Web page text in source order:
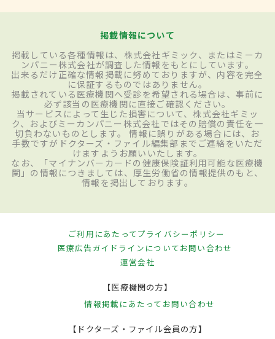
掲載情報について
掲載している各種情報は、株式会社ギミック、またはミーカ
ンパニー株式会社が調査した情報をもとにしています。
出来るだけ正確な情報掲載に努めておりますが、内容を完全
に保証するものではありません。
掲載されている医療機関へ受診を希望される場合は、事前に
必ず該当の医療機関に直接ご確認ください。
当サービスによって生じた損害について、株式会社ギミッ
ク、およびミーカンパニー株式会社ではその賠償の責任を一
切負わないものとします。 情報に誤りがある場合には、お
手数ですがドクターズ・ファイル編集部までご連絡をいただ
けますようお願いいたします。
なお、「マイナンバーカードの健康保険証利用可能な医療機
関」の情報につきましては、厚生労働省の情報提供のもと、
情報を掲出しております。
ご利用にあたってプライバシーポリシー
医療広告ガイドラインについてお問い合わせ
運営会社
【医療機関の方】
情報掲載にあたって お問い合わせ
【ドクターズ・ファイル会員の方】